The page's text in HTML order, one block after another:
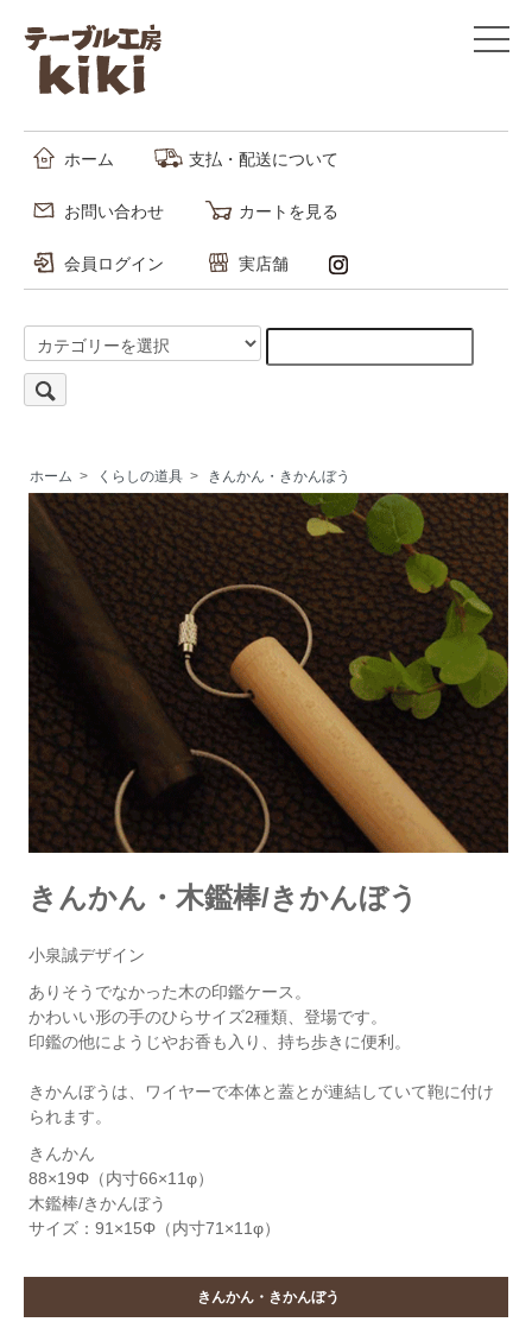
ホーム 支払・配送について
お問い合わせ カートを見る
会員ログイン 実店舗
ホーム > くらしの道具 > きんかん・きかんぼう
きんかん・木鑑棒/きかんぼう
小泉誠デザイン
ありそうでなかった木の印鑑ケース。
かわいい形の手のひらサイズ2種類、登場です。
印鑑の他にようじやお香も入り、持ち歩きに便利。
きかんぼうは、ワイヤーで本体と蓋とが連結していて鞄に付け
られます。
きんかん
88×19Φ（内寸66×11φ）
木鑑棒/きかんぼう
サイズ：91×15Φ（内寸71×11φ）
きんかん・きかんぼう